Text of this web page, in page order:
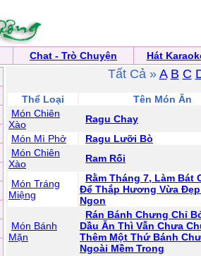
Chat - Trò Chuyện
Hát
Tất Cả » A B C
Thể Loại
Tên Món Ăn
Món Chiên
Xào
Ragu Chay
Món Mì Phở
Ragu Lưỡi Bò
Món Chiên
Xào
Ram Rối
Món Tráng
Miệng
Rằm Tháng 7, Làm Bát
Để Thắp Hương Vừa
Ngon
Món Bánh
Mặn
Rán Bánh Chưng Chỉ
Dầu Ăn Thì Vẫn Chưa
Thêm Một Thứ Bánh
Ngoài Mềm Trong